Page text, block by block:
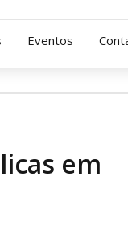
Eventos
em